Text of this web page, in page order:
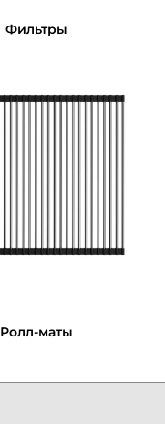
Фильтры
Ролл-маты